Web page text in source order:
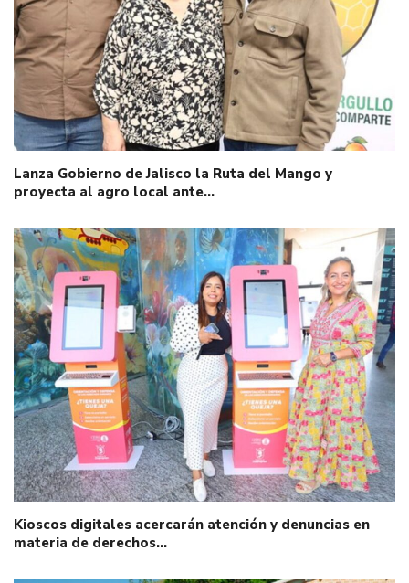
Lanza Gobierno de Jalisco la Ruta del Mango y
proyecta al agro local ante…
Kioscos digitales acercarán atención y denuncias en
materia de derechos…